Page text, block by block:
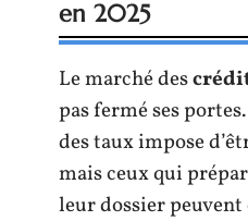
en 2025
Le marché des
pas fermé ses
des taux impose
mais ceux qui
leur dossier